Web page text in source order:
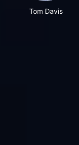
Tom Davis